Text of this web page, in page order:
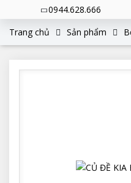
0944.628.666
Trang chủ
Sản phẩm